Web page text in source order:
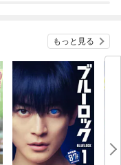
もっと見る